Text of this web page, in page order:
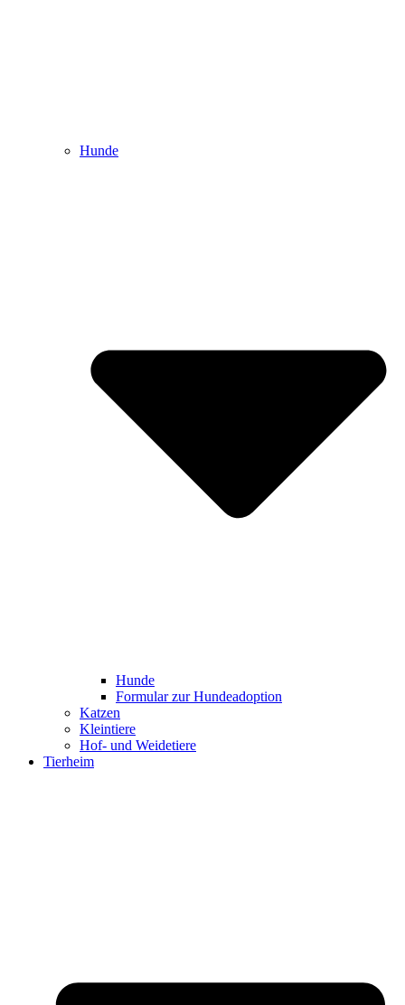
Hunde
Hunde
Formular zur Hundeadoption
Katzen
Kleintiere
Hof- und Weidetiere
Tierheim